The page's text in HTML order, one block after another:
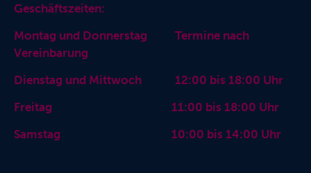
Geschäftszeiten:
Montag und Donnerstag Termine nach
Vereinbarung
Dienstag und Mittwoch 12:00 bis 18:00 Uhr
Freitag 11:00 bis 18:00 Uhr
Samstag 10:00 bis 14:00 Uhr